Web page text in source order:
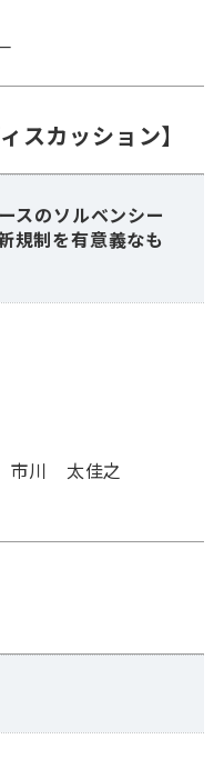
スカッション】
スのソルベンシー
規制を有意義なも
市川 太佳之